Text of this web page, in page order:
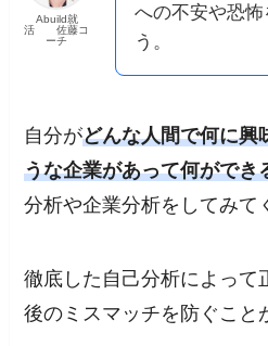
Abuild就
活 佐藤コ
ーチ
への不安や恐怖
う。
自分がどんな人間で何に興
うな企業があって何ができ
分析や企業分析をしてみて
徹底した自己分析によって
後のミスマッチを防ぐこと